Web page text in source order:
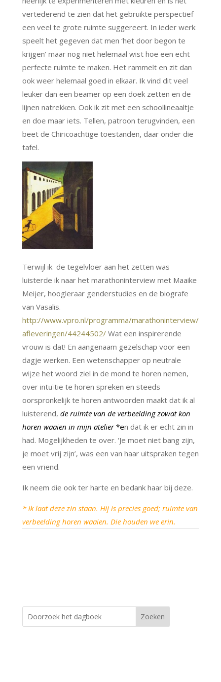
vertederend te zien dat het gebruikte perspectief
een veel te grote ruimte suggereert. In ieder werk
speelt het gegeven dat men ‘het door begon te
krijgen’ maar nog niet helemaal wist hoe een echt
perfecte ruimte te maken. Het rammelt en zit dan
ook weer helemaal goed in elkaar. Ik vind dit veel
leuker dan een beamer op een doek zetten en de
lijnen natrekken. Ook ik zit met een schoollineaaltje
en doe maar iets. Tellen, patroon terugvinden, een
beet de Chiricoachtige toestanden, daar onder die
tafel.
Terwijl ik de tegelvloer aan het zetten was
luisterde ik naar het marathoninterview met Maaike
Meijer, hoogleraar genderstudies en de biografe
van Vasalis.
http://www.vpro.nl/programma/marathoninterview/
afleveringen/44244502/Wat een inspirerende
vrouw is dat! En aangenaam gezelschap voor een
dagje werken. Een wetenschapper op neutrale
wijze het woord ziel in de mond te horen nemen,
over intuïtie te horen spreken en steeds
oorspronkelijk te horen antwoorden maakt dat ik al
luisterend, de ruimte van de verbeelding zowat kon
horen waaien in mijn atelier*en dat ik er echt zin in
had. Mogelijkheden te over. ‘Je moet niet bang zijn,
je moet vrij zijn’, was een van haar uitspraken tegen
een vriend.
Ik neem die ook ter harte en bedank haar bij deze.
* Ik laat deze zin staan. Hij is precies goed; ruimte van
verbeelding horen waaien. Die houden we erin.